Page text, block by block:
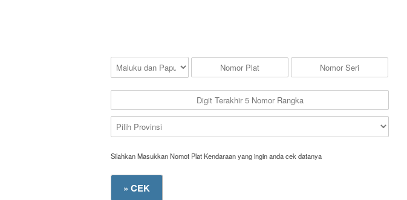
Silahkan Masukkan Nomot Plat Kendaraan yang ingin anda cek datanya